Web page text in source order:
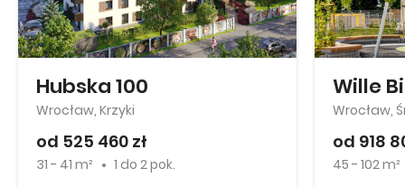
Hubska 100
Wrocław, Krzyki
od 525 460 zł
31 - 41 m² 1 do 2 pok.
Wille
Wrocław,
od 918
45 - 102 m²